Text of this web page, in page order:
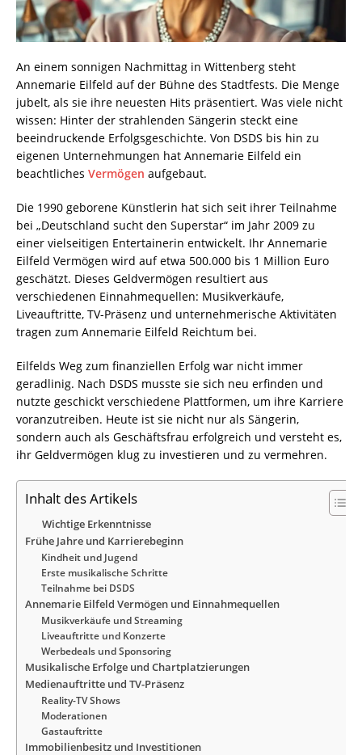
An einem sonnigen Nachmittag in Wittenberg steht
Annemarie Eilfeld auf der Bühne des Stadtfests. Die Menge
jubelt, als sie ihre neuesten Hits präsentiert. Was viele nicht
wissen: Hinter der strahlenden Sängerin steckt eine
beeindruckende Erfolgsgeschichte. Von DSDS bis hin zu
eigenen Unternehmungen hat Annemarie Eilfeld ein
beachtliches Vermögen aufgebaut.
Die 1990 geborene Künstlerin hat sich seit ihrer Teilnahme
bei „Deutschland sucht den Superstar“ im Jahr 2009 zu
einer vielseitigen Entertainerin entwickelt. Ihr Annemarie
Eilfeld Vermögen wird auf etwa 500.000 bis 1 Million Euro
geschätzt. Dieses Geldvermögen resultiert aus
verschiedenen Einnahmequellen: Musikverkäufe,
Liveauftritte, TV-Präsenz und unternehmerische Aktivitäten
tragen zum Annemarie Eilfeld Reichtum bei.
Eilfelds Weg zum finanziellen Erfolg war nicht immer
geradlinig. Nach DSDS musste sie sich neu erfinden und
nutzte geschickt verschiedene Plattformen, um ihre Karriere
voranzutreiben. Heute ist sie nicht nur als Sängerin,
sondern auch als Geschäftsfrau erfolgreich und versteht es,
ihr Geldvermögen klug zu investieren und zu vermehren.
Inhalt des Artikels
Wichtige Erkenntnisse
Frühe Jahre und Karrierebeginn
Kindheit und Jugend
Erste musikalische Schritte
Teilnahme bei DSDS
Annemarie Eilfeld Vermögen und Einnahmequellen
Musikverkäufe und Streaming
Liveauftritte und Konzerte
Werbedeals und Sponsoring
Musikalische Erfolge und Chartplatzierungen
Medienauftritte und TV-Präsenz
Reality-TV Shows
Moderationen
Gastauftritte
Immobilienbesitz und Investitionen